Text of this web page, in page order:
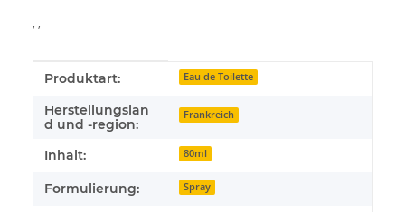
, ,
Produkteigenschaft
Wert
Produktart: Eau de Toilette
Herstellungslan
d und -region:
Frankreich
Inhalt: 80ml
Formulierung: Spray